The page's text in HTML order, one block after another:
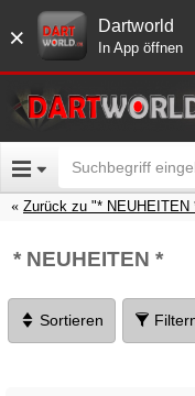
× Dartworld
In App öffnen
Zurück zu "* NEUHEITEN
* NEUHEITEN *
Sortieren